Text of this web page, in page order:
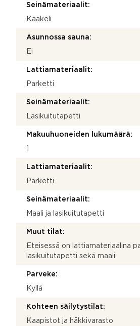
Seinämateriaalit:
Kaakeli
Asunnossa sauna:
Ei
Lattiamateriaalit:
Parketti
Seinämateriaalit:
Lasikuitutapetti
Makuuhuoneiden lukumäärä:
Lattiamateriaalit:
Parketti
Seinämateriaalit:
Maali ja lasikuitutapetti
Muut tilat:
Eteisessä on lattiamateriaalina
lasikuitutapetti sekä maali.
Parveke:
Kyllä
Kohteen säilytystilat:
Kaapistot ja häkkivarasto